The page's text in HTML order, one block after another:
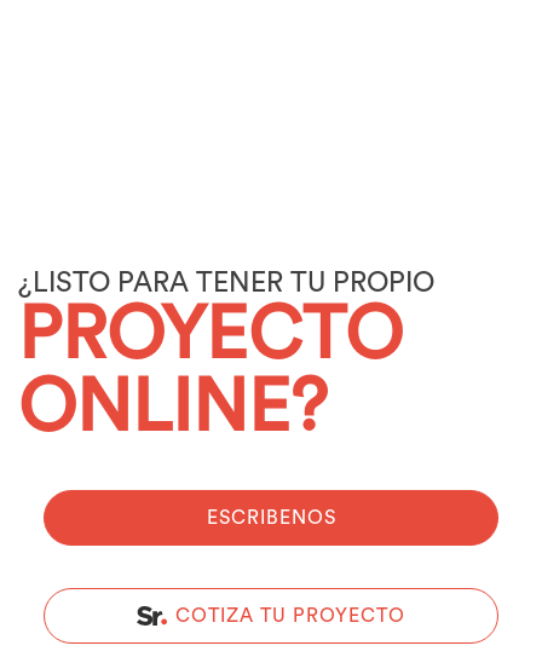
¿LISTO PARA TENER TU PROPIO
PROYECTO
ONLINE?
ESCRIBENOS
COTIZA TU PROYECTO